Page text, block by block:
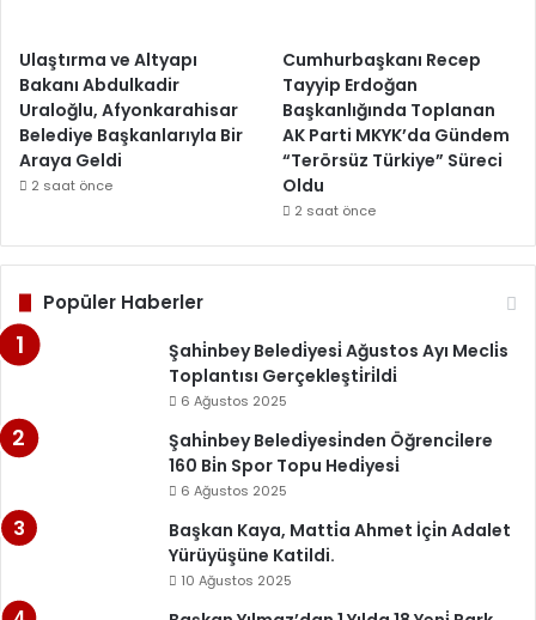
Ulaştırma ve Altyapı
Bakanı Abdulkadir
Uraloğlu, Afyonkarahisar
Belediye Başkanlarıyla Bir
Araya Geldi
2 saat önce
Cumhurbaşkanı Recep
Tayyip Erdoğan
Başkanlığında Toplanan
AK Parti MKYK’da Gündem
“Terörsüz Türkiye” Süreci
Oldu
2 saat önce
Popüler Haberler
Şahi̇nbey Beledi̇yesi̇ Ağustos Ayı Mecli̇s
Toplantısı Gerçekleşti̇ri̇ldi̇
6 Ağustos 2025
Şahi̇nbey Beledi̇yesi̇nden Öğrenci̇lere
160 Bi̇n Spor Topu Hedi̇yesi̇
6 Ağustos 2025
Başkan Kaya, Matti̇a Ahmet İçi̇n Adalet
Yürüyüşüne Katildi.
10 Ağustos 2025